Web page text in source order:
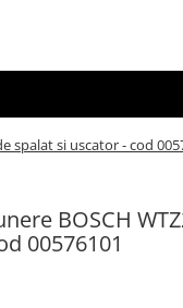
spalat si uscator - cod
BOSCH
00576101